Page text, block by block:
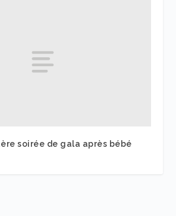
soirée de gala après bébé